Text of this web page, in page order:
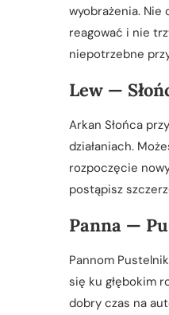
wyobrażenia.
reagować i nie
niepotrzebne
Lew —
Arkan Słońca
działaniach.
rozpoczęcie
postąpisz
Panna —
Pannom
się ku głębokim
dobry czas na